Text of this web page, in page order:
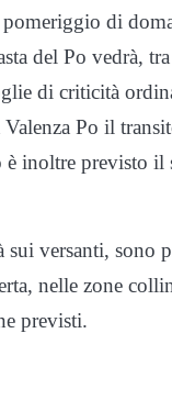
di
del Po vedrà,
di criticità
Po il
inoltre previsto
versanti, sono
nelle zone
previsti.